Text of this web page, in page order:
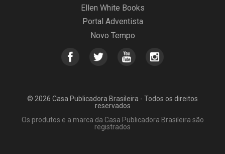
Ellen White Books
Portal Adventista
Novo Tempo
© 2026 Casa Publicadora Brasileira - Todos os direitos
reservados
Os produtos e a marca da Casa Publicadora Brasileira são
registrados